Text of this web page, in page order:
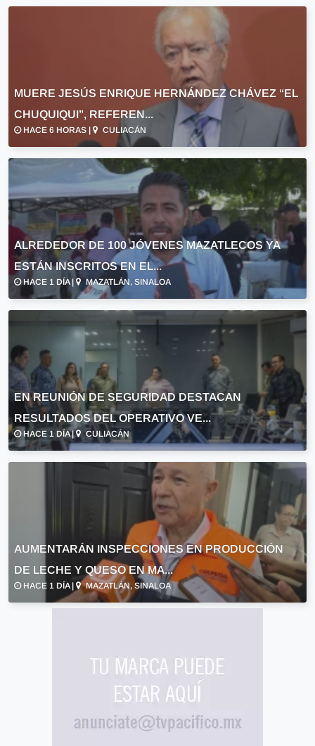
MUERE JESÚS ENRIQUE HERNÁNDEZ CHÁVEZ “EL
CHUQUIQUI”, REFEREN...
HACE 6 HORAS | CULIACÁN
ALREDEDOR DE 100 JÓVENES MAZATLECOS YA
ESTÁN INSCRITOS EN EL...
HACE 1 DÍA | MAZATLÁN, SINALOA
EN REUNIÓN DE SEGURIDAD DESTACAN
RESULTADOS DEL OPERATIVO VE...
HACE 1 DÍA | CULIACÁN
AUMENTARÁN INSPECCIONES EN PRODUCCIÓN
DE LECHE Y QUESO EN MA...
HACE 1 DÍA | MAZATLÁN, SINALOA